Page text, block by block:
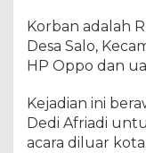
a
i
n
Korban adalah
Desa Salo,
HP Oppo dan
Kejadian ini
Dedi Afriadi
acara diluar